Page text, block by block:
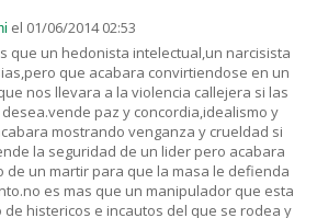
el 01/06/2014 02:53
que un hedonista intelectual,un narcisista
que acabara convirtiendose en un
nos llevara a la violencia callejera si las
paz y concordia,idealismo y
mostrando venganza y crueldad si
la seguridad de un lider pero acabara
de un martir para que la masa le defienda
es mas que un manipulador que esta
histericos e incautos del que se rodea y